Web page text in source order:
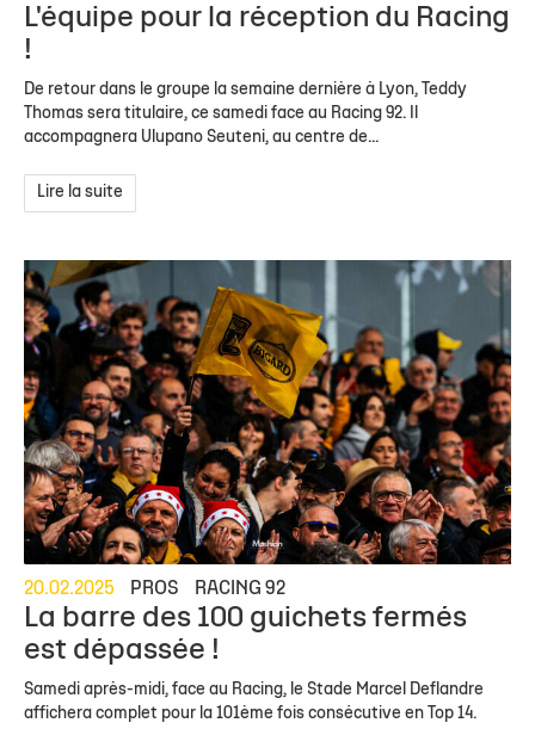
L'équipe pour la réception du Racing
!
De retour dans le groupe la semaine dernière à Lyon, Teddy
Thomas sera titulaire, ce samedi face au Racing 92. Il
accompagnera Ulupano Seuteni, au centre de...
Lire la suite
20.02.2025 PROS RACING 92
La barre des 100 guichets fermés
est dépassée !
Samedi après-midi, face au Racing, le Stade Marcel Deflandre
affichera complet pour la 101ème fois consécutive en Top 14.